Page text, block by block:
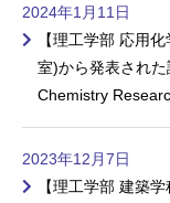
2024年1月11日
【理工学部 応用
室)から発表され
Chemistry
2023年12月7日
【理工学部 建築